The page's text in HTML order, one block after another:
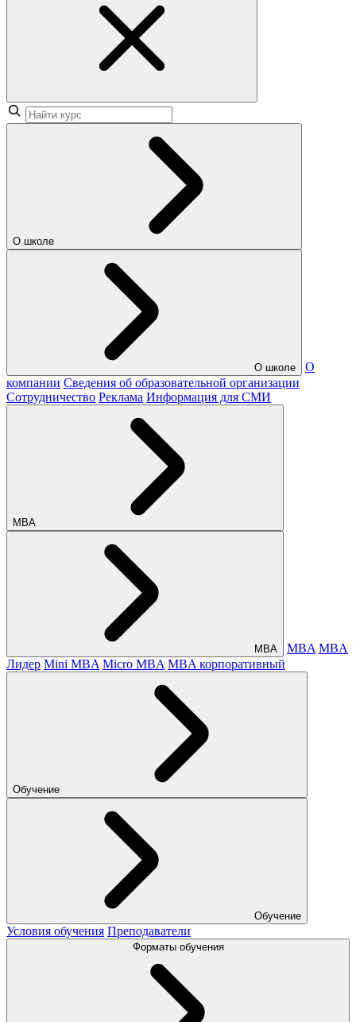
О школе
О школе
О
компании Сведения об образовательной организации
Сотрудничество Реклама Информация для СМИ
МВА
МВА MBA MBA
Лидер Mini MBA Micro MBA MBA корпоративный
Обучение
Обучение
Условия обучения Преподаватели
Форматы обучения